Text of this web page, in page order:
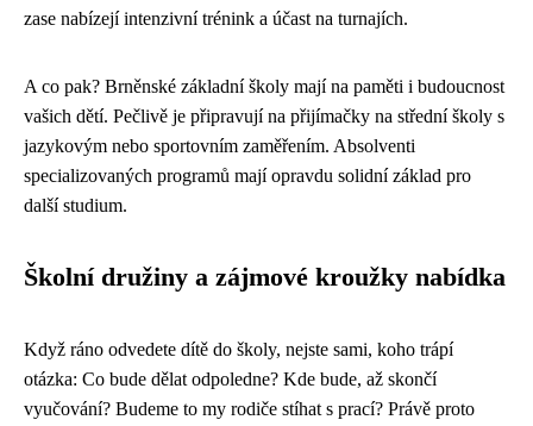
zase nabízejí intenzivní trénink a účast na turnajích.
A co pak? Brněnské základní školy mají na paměti i budoucnost
vašich dětí. Pečlivě je připravují na přijímačky na střední školy s
jazykovým nebo sportovním zaměřením. Absolventi
specializovaných programů mají opravdu solidní základ pro
další studium.
Školní družiny a zájmové kroužky nabídka
Když ráno odvedete dítě do školy, nejste sami, koho trápí
otázka: Co bude dělat odpoledne? Kde bude, až skončí
vyučování? Budeme to my rodiče stíhat s prací? Právě proto